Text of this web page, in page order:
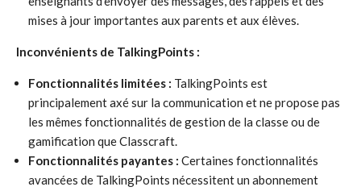
mises à jour importantes aux parents et aux élèves.
Inconvénients de TalkingPoints :
Fonctionnalités limitées : TalkingPoints est
principalement axé sur la communication et ne propose pas
les mêmes fonctionnalités de gestion de la classe ou de
gamification que Classcraft.
Fonctionnalités payantes : Certaines fonctionnalités
avancées de TalkingPoints nécessitent un abonnement